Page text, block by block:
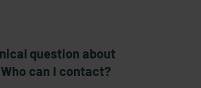
question about
can I contact?